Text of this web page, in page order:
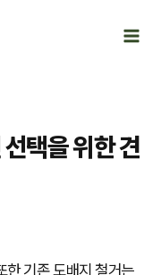
택을 위한 견
한 기존 도배지 철거는